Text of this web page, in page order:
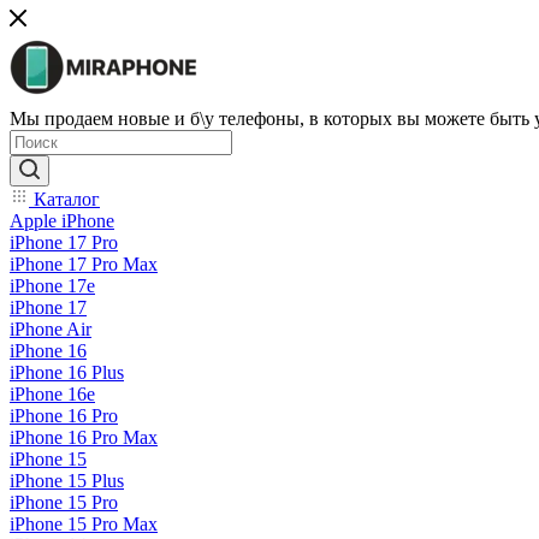
Мы продаем новые и б\у телефоны, в которых вы можете быть
Каталог
Apple iPhone
iPhone 17 Pro
iPhone 17 Pro Max
iPhone 17e
iPhone 17
iPhone Air
iPhone 16
iPhone 16 Plus
iPhone 16e
iPhone 16 Pro
iPhone 16 Pro Max
iPhone 15
iPhone 15 Plus
iPhone 15 Pro
iPhone 15 Pro Max